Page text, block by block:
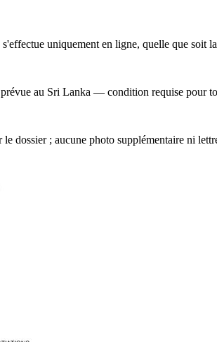
uniquement en ligne, quelle que soit
au Sri Lanka — condition requise pour
dossier ; aucune photo supplémentaire ni